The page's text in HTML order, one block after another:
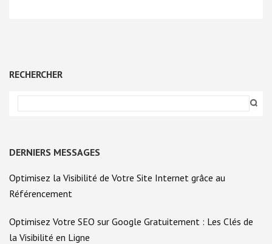
RECHERCHER
DERNIERS MESSAGES
Optimisez la Visibilité de Votre Site Internet grâce au
Référencement
Optimisez Votre SEO sur Google Gratuitement : Les Clés de
la Visibilité en Ligne